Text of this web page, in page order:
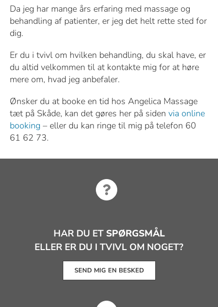
Da jeg har mange års erfaring med massage og
behandling af patienter, er jeg det helt rette sted for
dig.
Er du i tvivl om hvilken behandling, du skal have, er
du altid velkommen til at kontakte mig for at høre
mere om, hvad jeg anbefaler.
Ønsker du at booke en tid hos Angelica Massage
tæt på Skåde, kan det gøres her på siden via online
booking – eller du kan ringe til mig på telefon 60
61 62 73.
HAR DU ET SPØRGSMÅL
ELLER ER DU I TVIVL OM NOGET?
SEND MIG EN BESKED